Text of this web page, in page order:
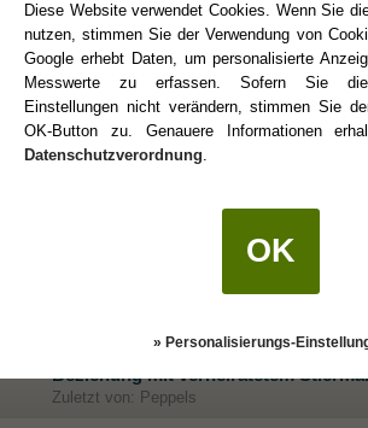
Mein Stiermann - Ein ewiges Rätsel
Zuletzt von: fabi
Der phlegmatische Stier
Zuletzt von: Magdalena71
Stiermann... Ich versteh ihn nicht!
Zuletzt von: Suni
Beziehung mit verheiratetem
Zuletzt von: Peppels
Diese Website verwendet Cookies. Wenn Sie
nutzen, stimmen Sie der Verwendung von
Google erhebt Daten, um personalisierte
Messwerte zu erfassen. Sofern Sie die
Einstellungen nicht verändern, stimmen Sie
OK-Button zu. Genauere Informationen
Datenschutzverordnung.
OK
» Personalisierungs-